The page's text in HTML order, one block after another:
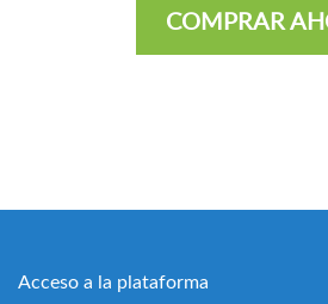
COMPRAR
Acceso a la plataforma